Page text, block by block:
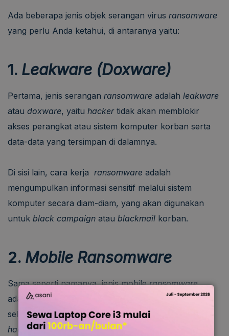
Ada beberapa jenis objek serangan virus ransomware
yang perlu Anda ketahui, di antaranya yaitu:
1. Leakware (Doxware)
Pertama, jenis serangan ransomware adalah leakware
atau doxware, yaitu hacker tidak akan memblokir
akses perangkat atau sistem komputer korban serta
data-data yang tersimpan di dalamnya.
Di sisi lain, cara kerja ransomware adalah
mengumpulkan informasi sensitif melalui sistem
komputer secara diam-diam, yang akan digunakan
untuk black campaign atau blackmail korban.
2. Mobile Ransomware
Sama seperti namanya, jenis mobileransomware
adalah serangan virus yang menargetkan perangkat
seluler, seperti smartphone atau tablet. Nantinya,
hackerakan membatasi akses